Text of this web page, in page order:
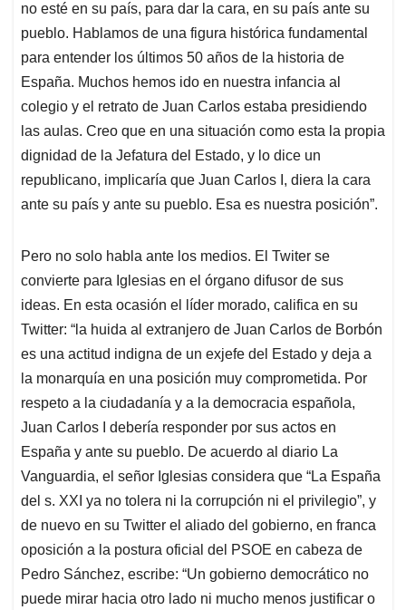
no esté en su país, para dar la cara, en su país ante su
pueblo. Hablamos de una figura histórica fundamental
para entender los últimos 50 años de la historia de
España. Muchos hemos ido en nuestra infancia al
colegio y el retrato de Juan Carlos estaba presidiendo
las aulas. Creo que en una situación como esta la propia
dignidad de la Jefatura del Estado, y lo dice un
republicano, implicaría que Juan Carlos I, diera la cara
ante su país y ante su pueblo. Esa es nuestra posición”.
Pero no solo habla ante los medios. El Twiter se
convierte para Iglesias en el órgano difusor de sus
ideas. En esta ocasión el líder morado, califica en su
Twitter: “la huida al extranjero de Juan Carlos de Borbón
es una actitud indigna de un exjefe del Estado y deja a
la monarquía en una posición muy comprometida. Por
respeto a la ciudadanía y a la democracia española,
Juan Carlos I debería responder por sus actos en
España y ante su pueblo. De acuerdo al diario La
Vanguardia, el señor Iglesias considera que “La España
del s. XXI ya no tolera ni la corrupción ni el privilegio”, y
de nuevo en su Twitter el aliado del gobierno, en franca
oposición a la postura oficial del PSOE en cabeza de
Pedro Sánchez, escribe: “Un gobierno democrático no
puede mirar hacia otro lado ni mucho menos justificar o